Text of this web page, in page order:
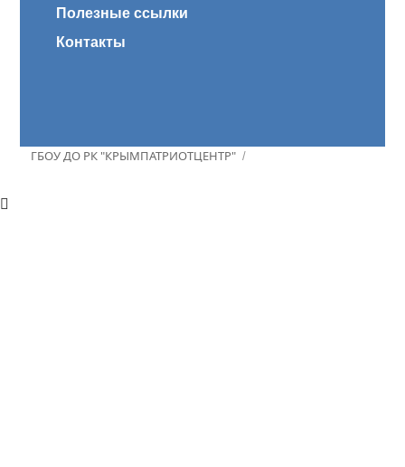
Полезные ссылки
Контакты
ГБОУ ДО РК "КРЫМПАТРИОТЦЕНТР"